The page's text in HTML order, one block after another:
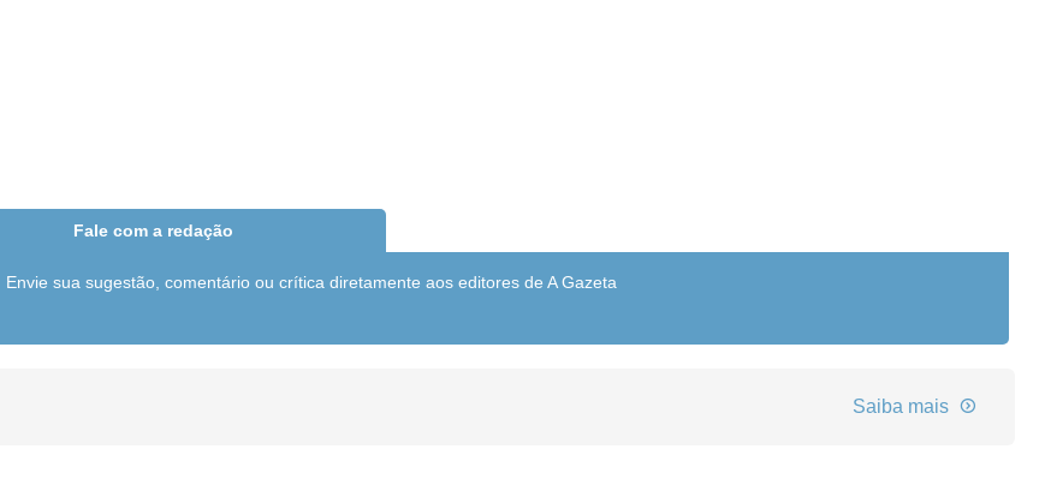
Fale com a redação
Envie sua sugestão, comentário ou crítica diretamente aos editores de A Gazeta
Saiba mais